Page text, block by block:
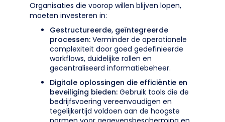
Organisaties die voorop willen blijven lopen,
moeten investeren in:
Gestructureerde, geïntegreerde
processen: Verminder de operationele
complexiteit door goed gedefinieerde
workflows, duidelijke rollen en
gecentraliseerd informatiebeheer.
Digitale oplossingen die efficiëntie en
beveiliging bieden: Gebruik tools die de
bedrijfsvoering vereenvoudigen en
tegelijkertijd voldoen aan de hoogste